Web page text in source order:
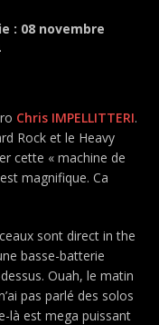
: 08 novembre
Chris IMPELLITTERI.
Rock et le Heavy
cette « machine de
magnifique. Ca
sont direct in the
basse-batterie
Ouah, le matin
pas parlé des solos
là est mega puissant